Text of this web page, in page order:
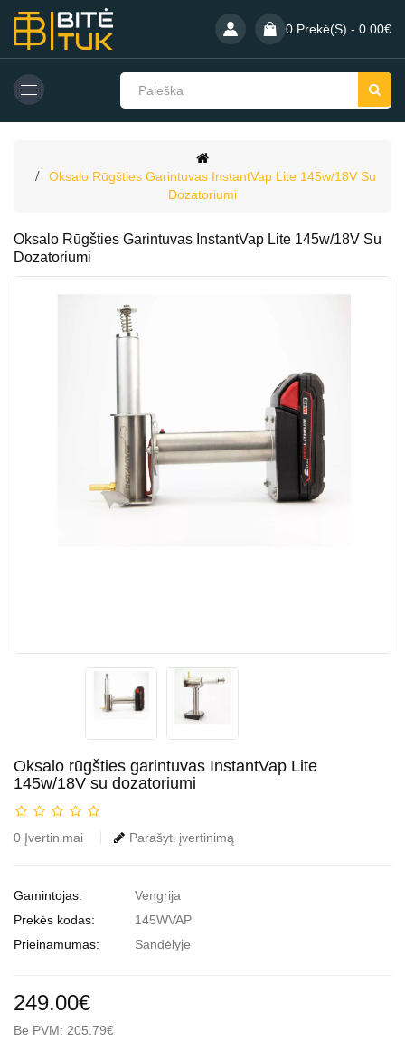
0 Prekė(s) - 0.00€
Oksalo Rūgšties Garintuvas InstantVap Lite 145w/18V Su
Dozatoriumi
Oksalo Rūgšties Garintuvas InstantVap Lite 145w/18V Su
Dozatoriumi
Oksalo rūgšties garintuvas InstantVap Lite
145w/18V su dozatoriumi
0 Įvertinimai Parašyti įvertinimą
Gamintojas:
Vengrija
Prekės kodas:
145WVAP
Prieinamumas:
Sandėlyje
249.00€
Be PVM: 205.79€